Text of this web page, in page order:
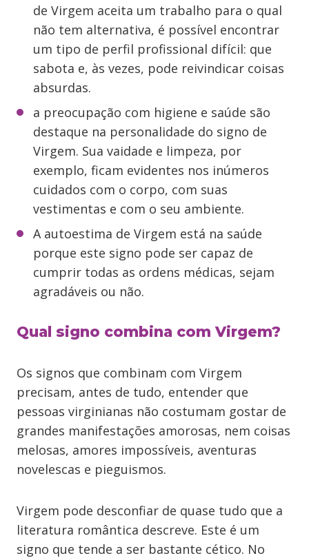
de Virgem aceita um trabalho para o qual
não tem alternativa, é possível encontrar
um tipo de perfil profissional difícil: que
sabota e, às vezes, pode reivindicar coisas
absurdas.
a preocupação com higiene e saúde são
destaque na personalidade do signo de
Virgem. Sua vaidade e limpeza, por
exemplo, ficam evidentes nos inúmeros
cuidados com o corpo, com suas
vestimentas e com o seu ambiente.
A autoestima de Virgem está na saúde
porque este signo pode ser capaz de
cumprir todas as ordens médicas, sejam
agradáveis ou não.
Qual signo combina com Virgem?
Os signos que combinam com Virgem
precisam, antes de tudo, entender que
pessoas virginianas não costumam gostar de
grandes manifestações amorosas, nem coisas
melosas, amores impossíveis, aventuras
novelescas e pieguismos.
Virgem pode desconfiar de quase tudo que a
literatura romântica descreve. Este é um
signo que tende a ser bastante cético. No